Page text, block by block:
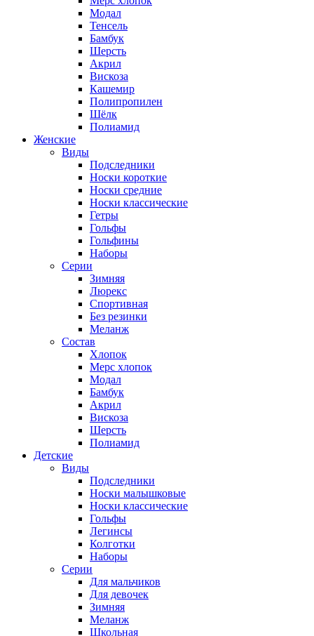
Модал
Тенсель
Бамбук
Шерсть
Акрил
Вискоза
Кашемир
Полипропилен
Шёлк
Полиамид
Женские
Виды
Подследники
Носки короткие
Носки средние
Носки классические
Гетры
Гольфы
Гольфины
Наборы
Серии
Зимняя
Люрекс
Спортивная
Без резинки
Меланж
Состав
Хлопок
Мерс хлопок
Модал
Бамбук
Акрил
Вискоза
Шерсть
Полиамид
Детские
Виды
Подследники
Носки малышковые
Носки классические
Гольфы
Легинсы
Колготки
Наборы
Серии
Для мальчиков
Для девочек
Зимняя
Меланж
Школьная